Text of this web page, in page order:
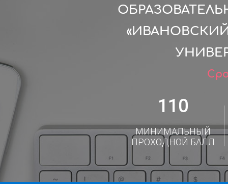
110
МИНИМАЛЬНЫЙ
ПРОХОДНОЙ БАЛЛ